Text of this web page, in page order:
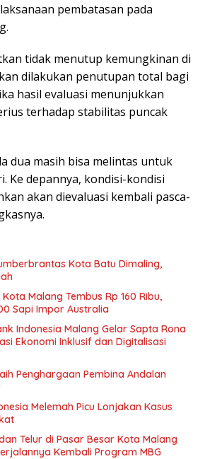
pembatasan pada
tidak menutup kemungkinan di
dilakukan penutupan total bagi
hasil evaluasi menunjukkan
terhadap stabilitas puncak
dua masih bisa melintas untuk
Ke depannya, kondisi-kondisi
akan dievaluasi kembali pasca-
Kota Batu Dimaling,
Malang Tembus Rp 160 Ribu,
Sapi Impor Australia
Indonesia Malang Gelar Sapta Rona
Ekonomi Inklusif dan Digitalisasi
Penghargaan Pembina Andalan
Melemah Picu Lonjakan Kasus
Telur di Pasar Besar Kota Malang
Kembali Program MBG